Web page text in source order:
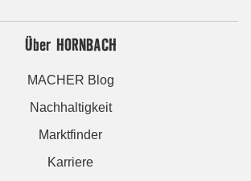
Über HORNBACH
MACHER Blog
Nachhaltigkeit
Marktfinder
Karriere